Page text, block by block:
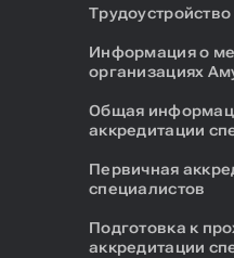
Трудоустройство
Информация о
организациях
Общая
аккредитации
Первичная
специалистов
Подготовка к
аккредитации